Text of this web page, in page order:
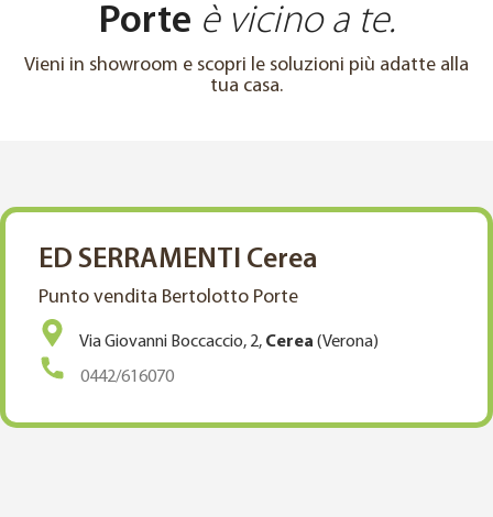
Porte è vicino a te.
Vieni in showroom e scopri le soluzioni più adatte alla
tua casa.
ED SERRAMENTI Cerea
Punto vendita Bertolotto Porte
Via Giovanni Boccaccio, 2, Cerea (Verona)
0442/616070